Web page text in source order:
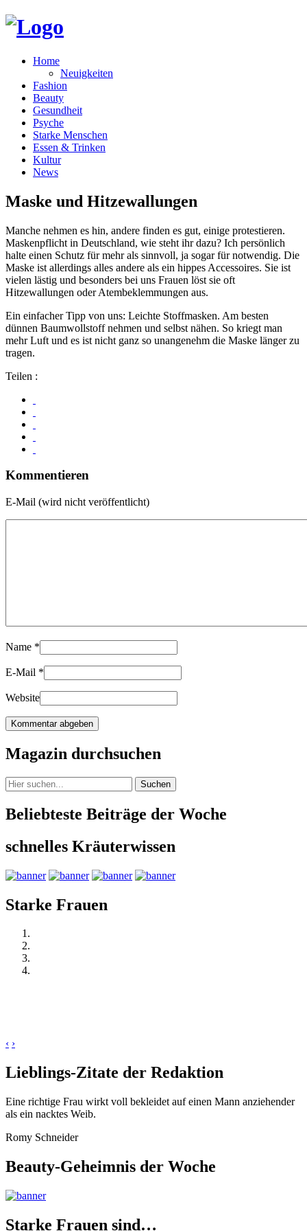
Home
Neuigkeiten
Fashion
Beauty
Gesundheit
Psyche
Starke Menschen
Essen & Trinken
Kultur
News
Maske und Hitzewallungen
Manche nehmen es hin, andere finden es gut, einige protestieren.
Maskenpflicht in Deutschland, wie steht ihr dazu? Ich persönlich
halte einen Schutz für mehr als sinnvoll, ja sogar für notwendig. Die
Maske ist allerdings alles andere als ein hippes Accessoires. Sie ist
vielen lästig und besonders bei uns Frauen löst sie oft
Hitzewallungen oder Atembeklemmungen aus.
Ein einfacher Tipp von uns: Leichte Stoffmasken. Am besten
dünnen Baumwollstoff nehmen und selbst nähen. So kriegt man
mehr Luft und es ist nicht ganz so unangenehm die Maske länger zu
tragen.
Teilen :
Kommentieren
E-Mail (wird nicht veröffentlicht)
Name *
E-Mail *
Website
Magazin durchsuchen
Suchen
Beliebteste Beiträge der Woche
schnelles Kräuterwissen
Starke Frauen
‹ ›
Lieblings-Zitate der Redaktion
Eine richtige Frau wirkt voll bekleidet auf einen Mann anziehender
als ein nacktes Weib.
Romy Schneider
Beauty-Geheimnis der Woche
Starke Frauen sind…